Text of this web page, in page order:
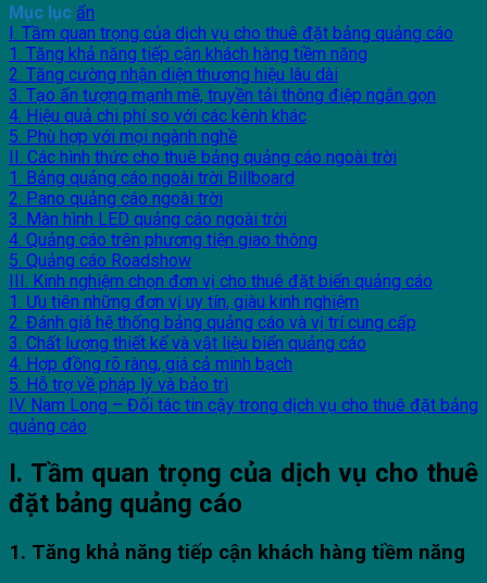
Mục lục ẩn
I. Tầm quan trọng của dịch vụ cho thuê đặt bảng quảng cáo
1. Tăng khả năng tiếp cận khách hàng tiềm năng
2. Tăng cường nhận diện thương hiệu lâu dài
3. Tạo ấn tượng mạnh mẽ, truyền tải thông điệp ngắn gọn
4. Hiệu quả chi phí so với các kênh khác
5. Phù hợp với mọi ngành nghề
II. Các hình thức cho thuê bảng quảng cáo ngoài trời
1. Bảng quảng cáo ngoài trời Billboard
2. Pano quảng cáo ngoài trời
3. Màn hình LED quảng cáo ngoài trời
4. Quảng cáo trên phương tiện giao thông
5. Quảng cáo Roadshow
III. Kinh nghiệm chọn đơn vị cho thuê đặt biển quảng cáo
1. Ưu tiên những đơn vị uy tín, giàu kinh nghiệm
2. Đánh giá hệ thống bảng quảng cáo và vị trí cung cấp
3. Chất lượng thiết kế và vật liệu biển quảng cáo
4. Hợp đồng rõ ràng, giá cả minh bạch
5. Hỗ trợ về pháp lý và bảo trì
IV. Nam Long – Đối tác tin cậy trong dịch vụ cho thuê đặt bảng
quảng cáo
I. Tầm quan trọng của dịch vụ cho thuê
đặt bảng quảng cáo
1. Tăng khả năng tiếp cận khách hàng tiềm năng